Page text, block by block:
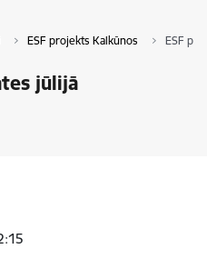
ESF projekts Kalkūnos ESF
jūlijā